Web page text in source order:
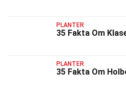
PLANTER
35 Fakta Om
PLANTER
35 Fakta Om